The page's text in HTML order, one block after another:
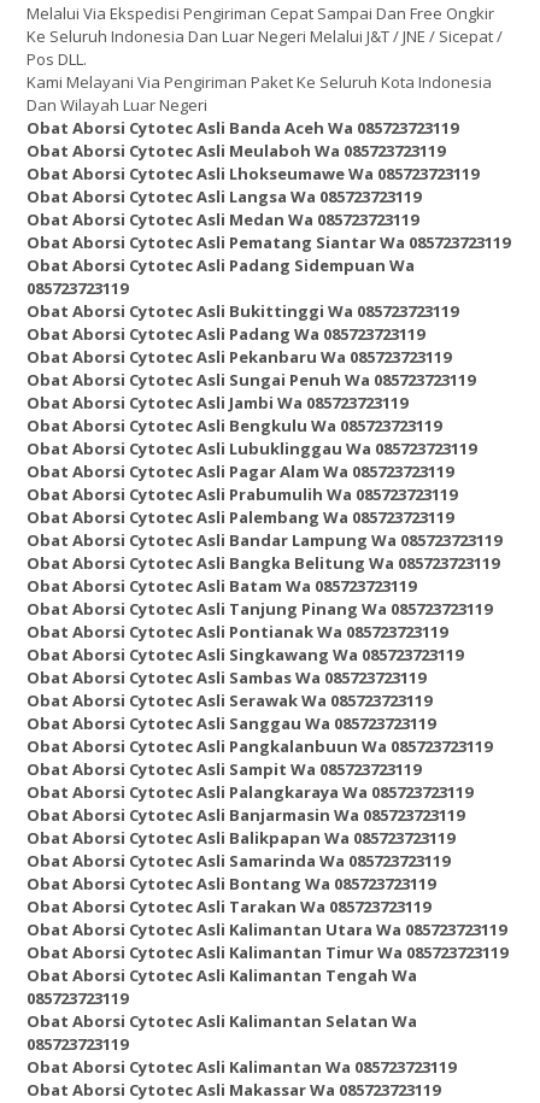
Melalui Via Ekspedisi Pengiriman Cepat Sampai Dan Free Ongkir
Ke Seluruh Indonesia Dan Luar Negeri Melalui J&T / JNE / Sicepat /
Pos DLL.
Kami Melayani Via Pengiriman Paket Ke Seluruh Kota Indonesia
Dan Wilayah Luar Negeri
Obat Aborsi Cytotec Asli Banda Aceh Wa 085723723119
Obat Aborsi Cytotec Asli Meulaboh Wa 085723723119
Obat Aborsi Cytotec Asli Lhokseumawe Wa 085723723119
Obat Aborsi Cytotec Asli Langsa Wa 085723723119
Obat Aborsi Cytotec Asli Medan Wa 085723723119
Obat Aborsi Cytotec Asli Pematang Siantar Wa 085723723119
Obat Aborsi Cytotec Asli Padang Sidempuan Wa
085723723119
Obat Aborsi Cytotec Asli Bukittinggi Wa 085723723119
Obat Aborsi Cytotec Asli Padang Wa 085723723119
Obat Aborsi Cytotec Asli Pekanbaru Wa 085723723119
Obat Aborsi Cytotec Asli Sungai Penuh Wa 085723723119
Obat Aborsi Cytotec Asli Jambi Wa 085723723119
Obat Aborsi Cytotec Asli Bengkulu Wa 085723723119
Obat Aborsi Cytotec Asli Lubuklinggau Wa 085723723119
Obat Aborsi Cytotec Asli Pagar Alam Wa 085723723119
Obat Aborsi Cytotec Asli Prabumulih Wa 085723723119
Obat Aborsi Cytotec Asli Palembang Wa 085723723119
Obat Aborsi Cytotec Asli Bandar Lampung Wa 085723723119
Obat Aborsi Cytotec Asli Bangka Belitung Wa 085723723119
Obat Aborsi Cytotec Asli Batam Wa 085723723119
Obat Aborsi Cytotec Asli Tanjung Pinang Wa 085723723119
Obat Aborsi Cytotec Asli Pontianak Wa 085723723119
Obat Aborsi Cytotec Asli Singkawang Wa 085723723119
Obat Aborsi Cytotec Asli Sambas Wa 085723723119
Obat Aborsi Cytotec Asli Serawak Wa 085723723119
Obat Aborsi Cytotec Asli Sanggau Wa 085723723119
Obat Aborsi Cytotec Asli Pangkalanbuun Wa 085723723119
Obat Aborsi Cytotec Asli Sampit Wa 085723723119
Obat Aborsi Cytotec Asli Palangkaraya Wa 085723723119
Obat Aborsi Cytotec Asli Banjarmasin Wa 085723723119
Obat Aborsi Cytotec Asli Balikpapan Wa 085723723119
Obat Aborsi Cytotec Asli Samarinda Wa 085723723119
Obat Aborsi Cytotec Asli Bontang Wa 085723723119
Obat Aborsi Cytotec Asli Tarakan Wa 085723723119
Obat Aborsi Cytotec Asli Kalimantan Utara Wa 085723723119
Obat Aborsi Cytotec Asli Kalimantan Timur Wa 085723723119
Obat Aborsi Cytotec Asli Kalimantan Tengah Wa
085723723119
Obat Aborsi Cytotec Asli Kalimantan Selatan Wa
085723723119
Obat Aborsi Cytotec Asli Kalimantan Wa 085723723119
Obat Aborsi Cytotec Asli Makassar Wa 085723723119